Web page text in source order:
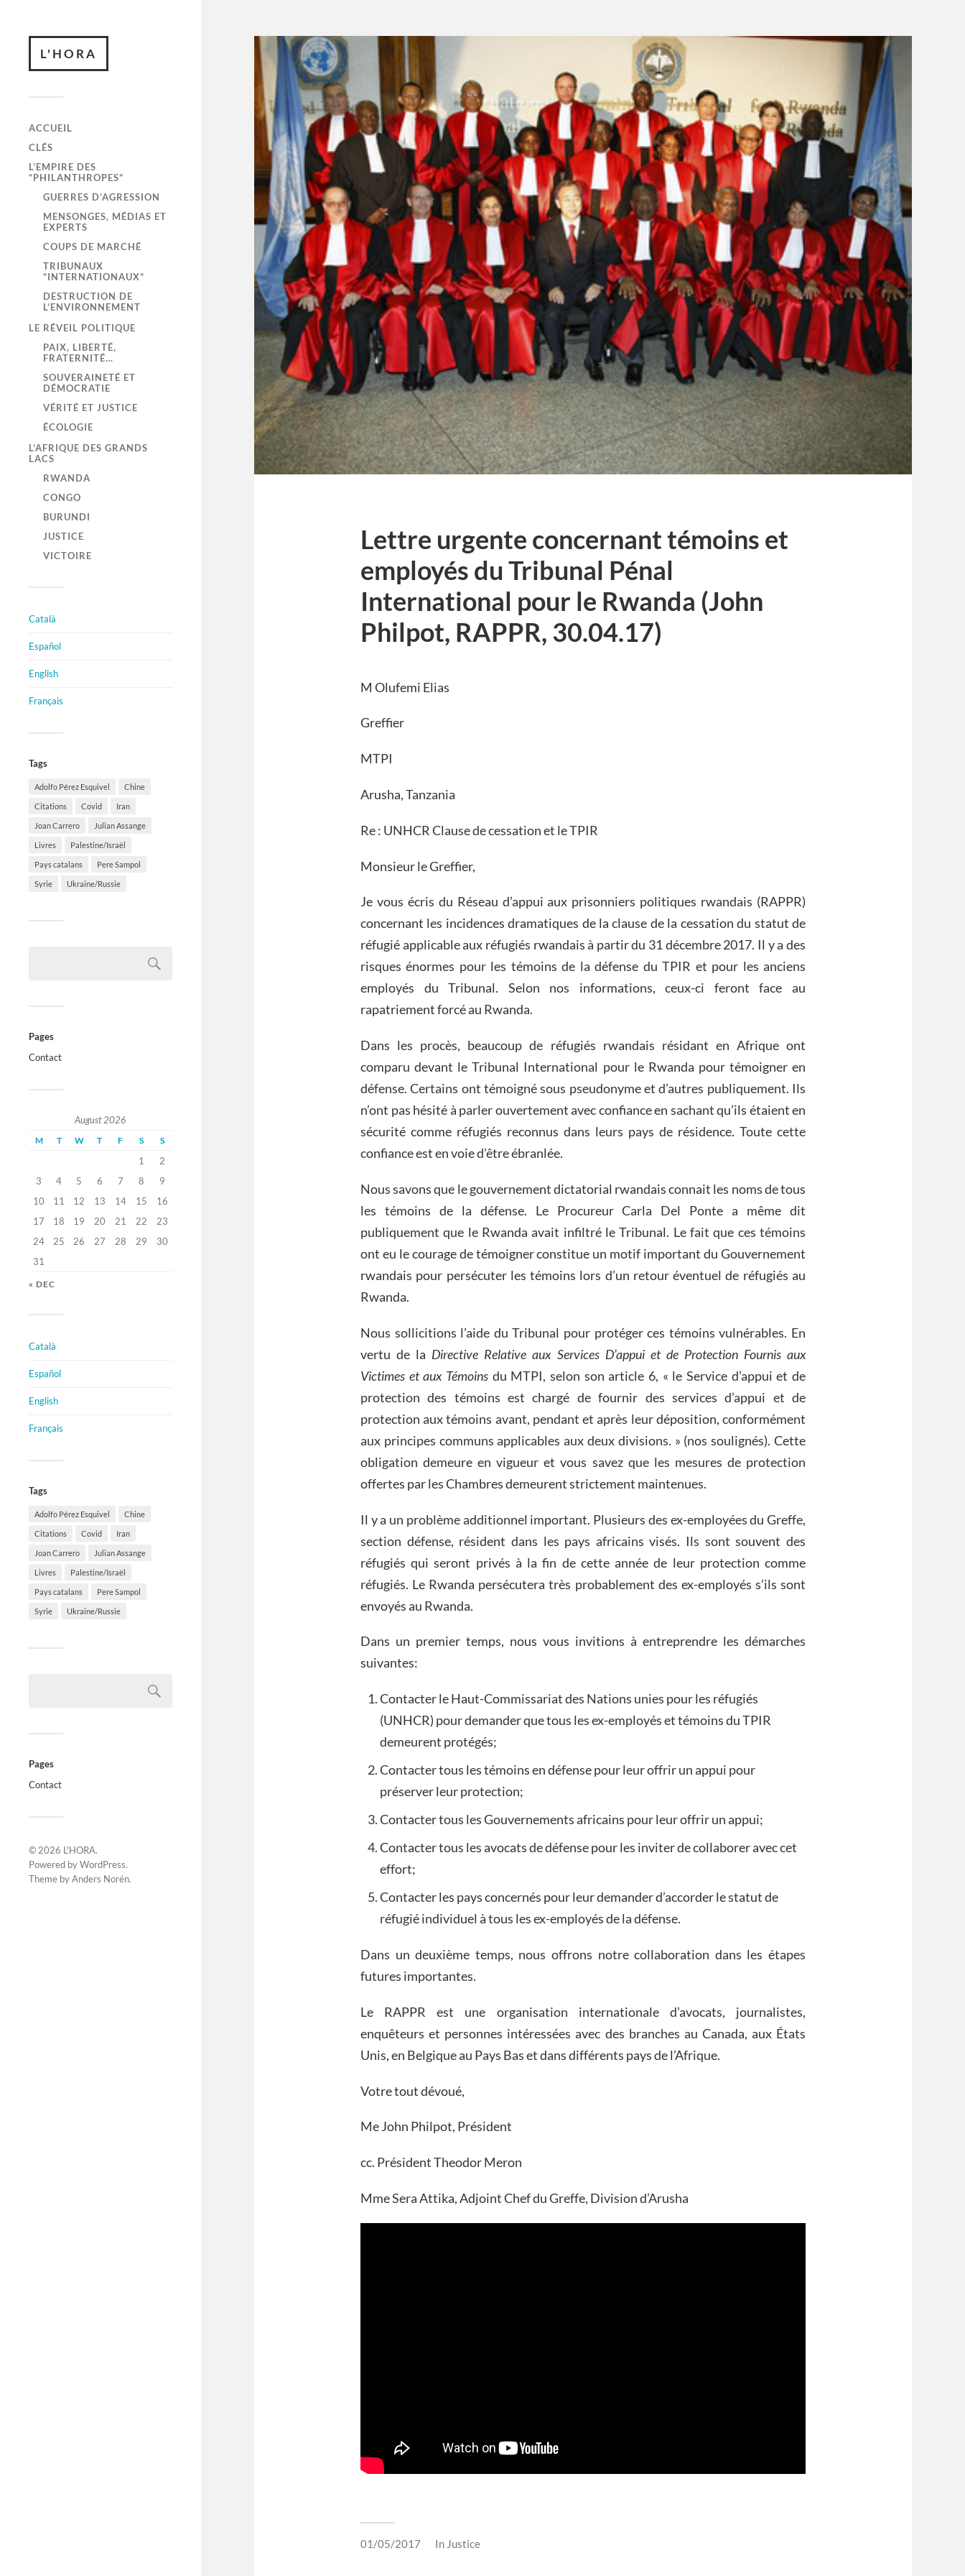
L'HORA
ACCUEIL
CLÉS
L’EMPIRE DES
“PHILANTHROPES”
GUERRES D’AGRESSION
MENSONGES, MÉDIAS ET
EXPERTS
COUPS DE MARCHÉ
TRIBUNAUX
“INTERNATIONAUX”
DESTRUCTION DE
L’ENVIRONNEMENT
LE RÉVEIL POLITIQUE
PAIX, LIBERTÉ,
FRATERNITÉ…
SOUVERAINETÉ ET
DÉMOCRATIE
VÉRITÉ ET JUSTICE
ÉCOLOGIE
L’AFRIQUE DES GRANDS
LACS
RWANDA
CONGO
BURUNDI
JUSTICE
VICTOIRE
Català
Español
English
Français
Tags
Adolfo Pérez Esquivel Chine
Citations Covid Iran
Joan Carrero Julian Assange
Livres Palestine/Israël
Pays catalans Pere Sampol
Syrie Ukraine/Russie
Pages
Contact
August 2026
M T W T F S S
1
2
3
4 5 6 7 8
9
10
11 12 13 14 15
16
17
18 19 20 21 22
23
24
25 26 27 28 29
30
31
« DEC
Català
Español
English
Français
Tags
Adolfo Pérez Esquivel Chine
Citations Covid Iran
Joan Carrero Julian Assange
Livres Palestine/Israël
Pays catalans Pere Sampol
Syrie Ukraine/Russie
Pages
Contact
© 2026 L'HORA.
Powered byWordPress.
Theme byAnders Norén.
Lettre urgente concernant témoins et
employés du Tribunal Pénal
International pour le Rwanda (John
Philpot, RAPPR, 30.04.17)
M Olufemi Elias
Greffier
MTPI
Arusha, Tanzania
Re : UNHCR Clause de cessation et le TPIR
Monsieur le Greffier,
Je vous écris du Réseau d’appui aux prisonniers politiques rwandais (RAPPR)
concernant les incidences dramatiques de la clause de la cessation du statut de
réfugié applicable aux réfugiés rwandais à partir du 31 décembre 2017. Il y a des
risques énormes pour les témoins de la défense du TPIR et pour les anciens
employés du Tribunal. Selon nos informations, ceux-ci feront face au
rapatriement forcé au Rwanda.
Dans les procès, beaucoup de réfugiés rwandais résidant en Afrique ont
comparu devant le Tribunal International pour le Rwanda pour témoigner en
défense. Certains ont témoigné sous pseudonyme et d’autres publiquement. Ils
n’ont pas hésité à parler ouvertement avec confiance en sachant qu’ils étaient en
sécurité comme réfugiés reconnus dans leurs pays de résidence. Toute cette
confiance est en voie d’être ébranlée.
Nous savons que le gouvernement dictatorial rwandais connait les noms de tous
les témoins de la défense. Le Procureur Carla Del Ponte a même dit
publiquement que le Rwanda avait infiltré le Tribunal. Le fait que ces témoins
ont eu le courage de témoigner constitue un motif important du Gouvernement
rwandais pour persécuter les témoins lors d’un retour éventuel de réfugiés au
Rwanda.
Nous sollicitions l’aide du Tribunal pour protéger ces témoins vulnérables. En
vertu de la Directive Relative aux Services D’appui et de Protection Fournis aux
Victimes et aux Témoins du MTPI, selon son article 6, « le Service d’appui et de
protection des témoins est chargé de fournir des services d’appui et de
protection aux témoins avant, pendant et après leur déposition, conformément
aux principes communs applicables aux deux divisions. » (nos soulignés). Cette
obligation demeure en vigueur et vous savez que les mesures de protection
offertes par les Chambres demeurent strictement maintenues.
Il y a un problème additionnel important. Plusieurs des ex-employées du Greffe,
section défense, résident dans les pays africains visés. Ils sont souvent des
réfugiés qui seront privés à la fin de cette année de leur protection comme
réfugiés. Le Rwanda persécutera très probablement des ex-employés s’ils sont
envoyés au Rwanda.
Dans un premier temps, nous vous invitions à entreprendre les démarches
suivantes:
Contacter le Haut-Commissariat des Nations unies pour les réfugiés
(UNHCR) pour demander que tous les ex-employés et témoins du TPIR
demeurent protégés;
Contacter tous les témoins en défense pour leur offrir un appui pour
préserver leur protection;
Contacter tous les Gouvernements africains pour leur offrir un appui;
Contacter tous les avocats de défense pour les inviter de collaborer avec cet
effort;
Contacter les pays concernés pour leur demander d’accorder le statut de
réfugié individuel à tous les ex-employés de la défense.
Dans un deuxième temps, nous offrons notre collaboration dans les étapes
futures importantes.
Le RAPPR est une organisation internationale d’avocats, journalistes,
enquêteurs et personnes intéressées avec des branches au Canada, aux États
Unis, en Belgique au Pays Bas et dans différents pays de l’Afrique.
Votre tout dévoué,
Me John Philpot, Président
cc. Président Theodor Meron
Mme Sera Attika, Adjoint Chef du Greffe, Division d’Arusha
01/05/2017 In Justice